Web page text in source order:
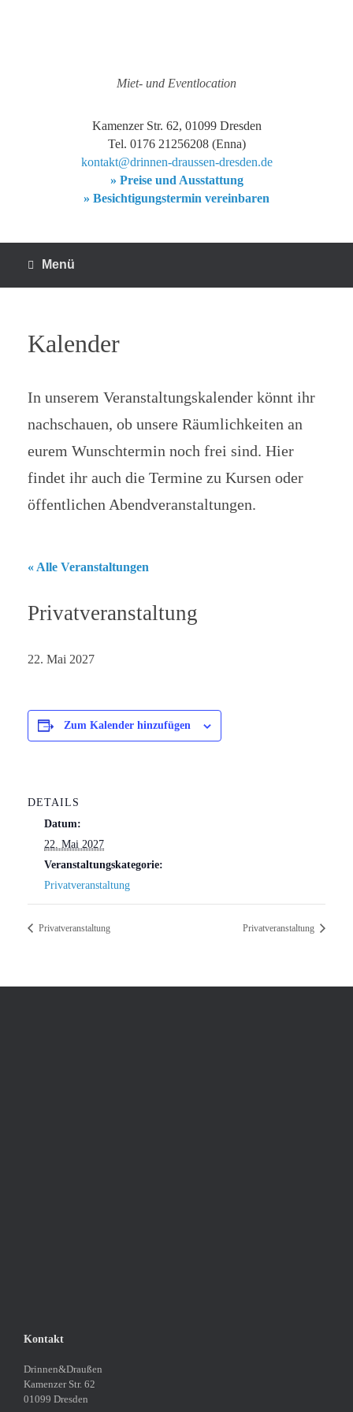
Miet- und Eventlocation
Kamenzer Str. 62, 01099 Dresden
Tel. 0176 21256208 (Enna)
kontakt@drinnen-draussen-dresden.de
» Preise und Ausstattung
» Besichtigungstermin vereinbaren
Menü
Kalender
In unserem Veranstaltungskalender könnt ihr
nachschauen, ob unsere Räumlichkeiten an
eurem Wunschtermin noch frei sind. Hier
findet ihr auch die Termine zu Kursen oder
öffentlichen Abendveranstaltungen.
« Alle Veranstaltungen
Privatveranstaltung
22. Mai 2027
Zum Kalender hinzufügen
DETAILS
Datum:
22. Mai 2027
Veranstaltungskategorie:
Privatveranstaltung
Privatveranstaltung Privatveranstaltung
Kontakt
Drinnen&Draußen
Kamenzer Str. 62
01099 Dresden